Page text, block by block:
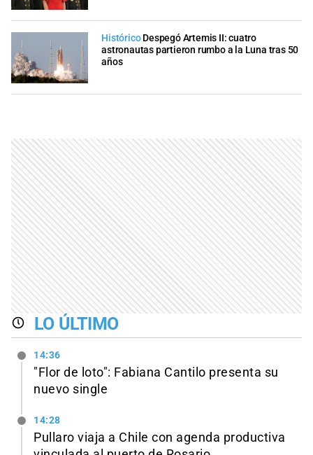
Histórico Despegó Artemis II: cuatro
astronautas partieron rumbo a la Luna tras 50
años
LO ÚLTIMO
14:36
"Flor de loto": Fabiana Cantilo presenta su
nuevo single
14:28
Pullaro viaja a Chile con agenda productiva